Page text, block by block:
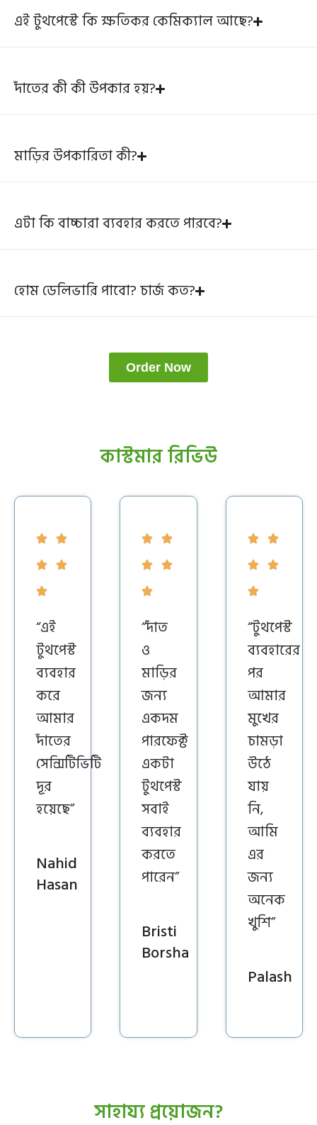
এই টুথপেস্টে কি ক্ষতিকর কেমিক্যাল আছে?
দাঁতের কী কী উপকার হয়?
মাড়ির উপকারিতা কী?
এটা কি বাচ্চারা ব্যবহার করতে পারবে?
হোম ডেলিভারি পাবো? চার্জ কত?
Order Now
কাস্টমার রিভিউ
“এই
টুথপেস্ট
ব্যবহার
করে
আমার
দাঁতের
সেন্সিটিভিটি
দূর
হয়েছে”
Nahid
Hasan
“দাঁত
ও
মাড়ির
জন্য
একদম
পারফেক্ট
একটা
টুথপেস্ট
সবাই
ব্যবহার
করতে
পারেন”
Bristi
Borsha
“টুথপেস্ট
ব্যবহারের
পর
আমার
মুখের
চামড়া
উঠে
যায়
নি,
আমি
এর
জন্য
অনেক
খুশি”
Palash
সাহায্য প্রয়োজন?